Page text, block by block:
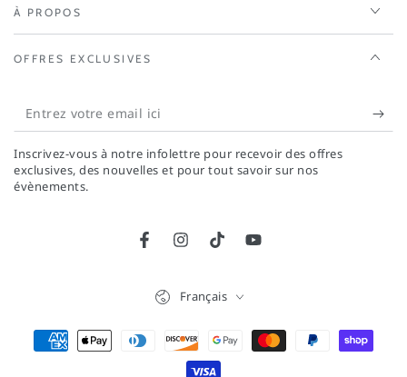
À PROPOS
OFFRES EXCLUSIVES
Entrez
votre
email
ici
Inscrivez-vous à notre infolettre pour recevoir des offres
exclusives, des nouvelles et pour tout savoir sur nos
évènements.
FacebookInstagram
TikTokYouTube
Français
Modes